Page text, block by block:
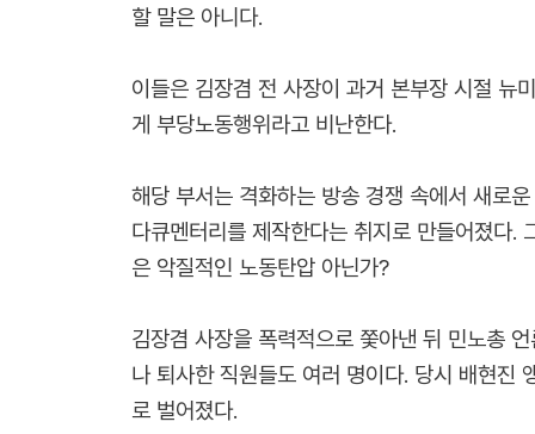
할 말은 아니다.
이들은 김장겸 전 사장이 과거 본부장 시절 뉴
게 부당노동행위라고 비난한다.
해당 부서는 격화하는 방송 경쟁 속에서 새로
다큐멘터리를 제작한다는 취지로 만들어졌다
은 악질적인 노동탄압 아닌가?
김장겸 사장을 폭력적으로 쫓아낸 뒤 민노총
나 퇴사한 직원들도 여러 명이다. 당시 배현진
로 벌어졌다.